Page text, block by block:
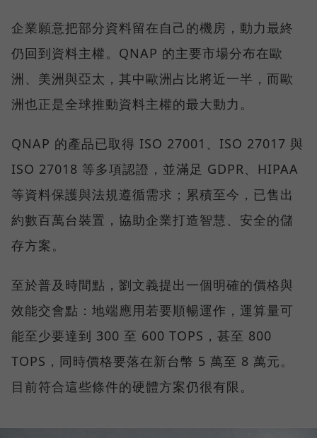
企業願意把部分資料留在自己的機房，動力最終
仍回到資料主權。QNAP 的主要市場分布在歐
洲、美洲與亞太，其中歐洲占比將近一半，而歐
洲也正是全球推動資料主權的最大動力。
QNAP 的產品已取得 ISO 27001、ISO 27017 與
ISO 27018 等多項認證，並滿足 GDPR、HIPAA
等資料保護與法規遵循需求；累積至今，已售出
約數百萬台裝置，協助企業打造智慧、安全的儲
存方案。
至於普及時間點，劉文義提出一個明確的價格與
效能交會點：地端應用若要順暢運作，運算量可
能至少要達到 300 至 600 TOPS，甚至 800
TOPS，同時價格要落在新台幣 5 萬至 8 萬元。
目前符合這些條件的硬體方案仍很有限。